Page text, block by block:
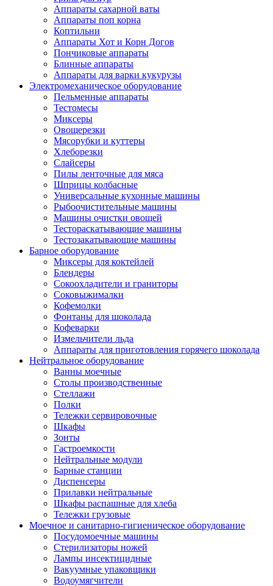
Аппараты сахарной ваты
Аппараты поп корна
Коптильни
Аппараты Хот и Корн Догов
Пончиковые аппараты
Блинные аппараты
Аппараты для варки кукурузы
Электромеханическое оборудование
Пельменные аппараты
Тестомесы
Миксеры
Овощерезки
Мясорубки и куттеры
Хлеборезки
Слайсеры
Пилы ленточные для мяса
Шприцы колбасные
Универсальные кухонные машины
Рыбоочистительные машины
Машины очистки овощей
Тестораскатывающие машины
Тестозакатывающие машины
Барное оборудование
Миксеры для коктейлей
Блендеры
Сокоохладители и граниторы
Соковыжималки
Кофемолки
Фонтаны для шоколада
Кофеварки
Измельчители льда
Аппараты для приготовления горячего шоколада
Нейтральное оборудование
Ванны моечные
Столы производственные
Стеллажи
Полки
Тележки сервировочные
Шкафы
Зонты
Гастроемкости
Нейтральные модули
Барные станции
Диспенсеры
Прилавки нейтральные
Шкафы распашные для хлеба
Тележки грузовые
Моечное и санитарно-гигиеническое оборудование
Посудомоечные машины
Стерилизаторы ножей
Лампы инсектицидные
Вакуумные упаковщики
Водоумягчители